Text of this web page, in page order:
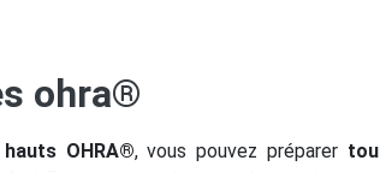
ohra®
OHRA®, vous pouvez préparer